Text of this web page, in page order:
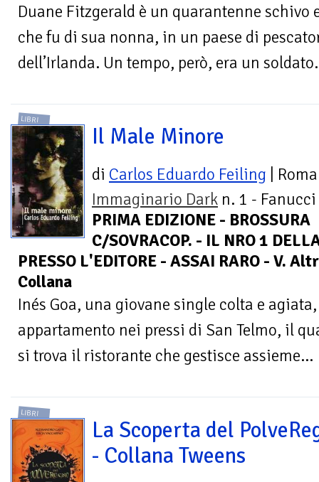
Duane Fitzgerald è un quarantenne schivo
che fu di sua nonna, in un paese di
dell’Irlanda. Un tempo, però, era un
LIBRI
Il Male Minore
di Carlos Eduardo Feiling |
Immaginario Dark n. 1 -
PRIMA EDIZIONE - BROSSURA
C/SOVRACOP. - IL NRO 1
PRESSO L'EDITORE - ASSAI RARO - V.
Collana
Inés Goa, una giovane single colta e
appartamento nei pressi di San Telmo, il
si trova il ristorante che gestisce assieme...
LIBRI
La Scoperta del
- Collana Tweens